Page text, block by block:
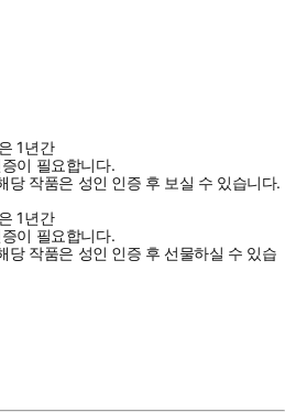
1년간
이 필요합니다.
당 작품은 성인 인증 후 보실 수 있습니다.
1년간
이 필요합니다.
당 작품은 성인 인증 후 선물하실 수 있습